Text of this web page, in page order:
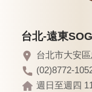
台北-遠東
台北市大安
(02)8772-
週日至週四